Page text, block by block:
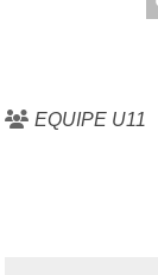
EQUIPE U11